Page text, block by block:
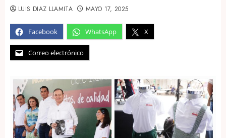
Facebook WhatsApp X
Correo electrónico
LUIS DIAZ LLAMITA MAYO 17, 2025